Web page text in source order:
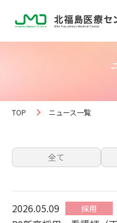
TOP ニュース一覧
全て
2026.05.09 採用